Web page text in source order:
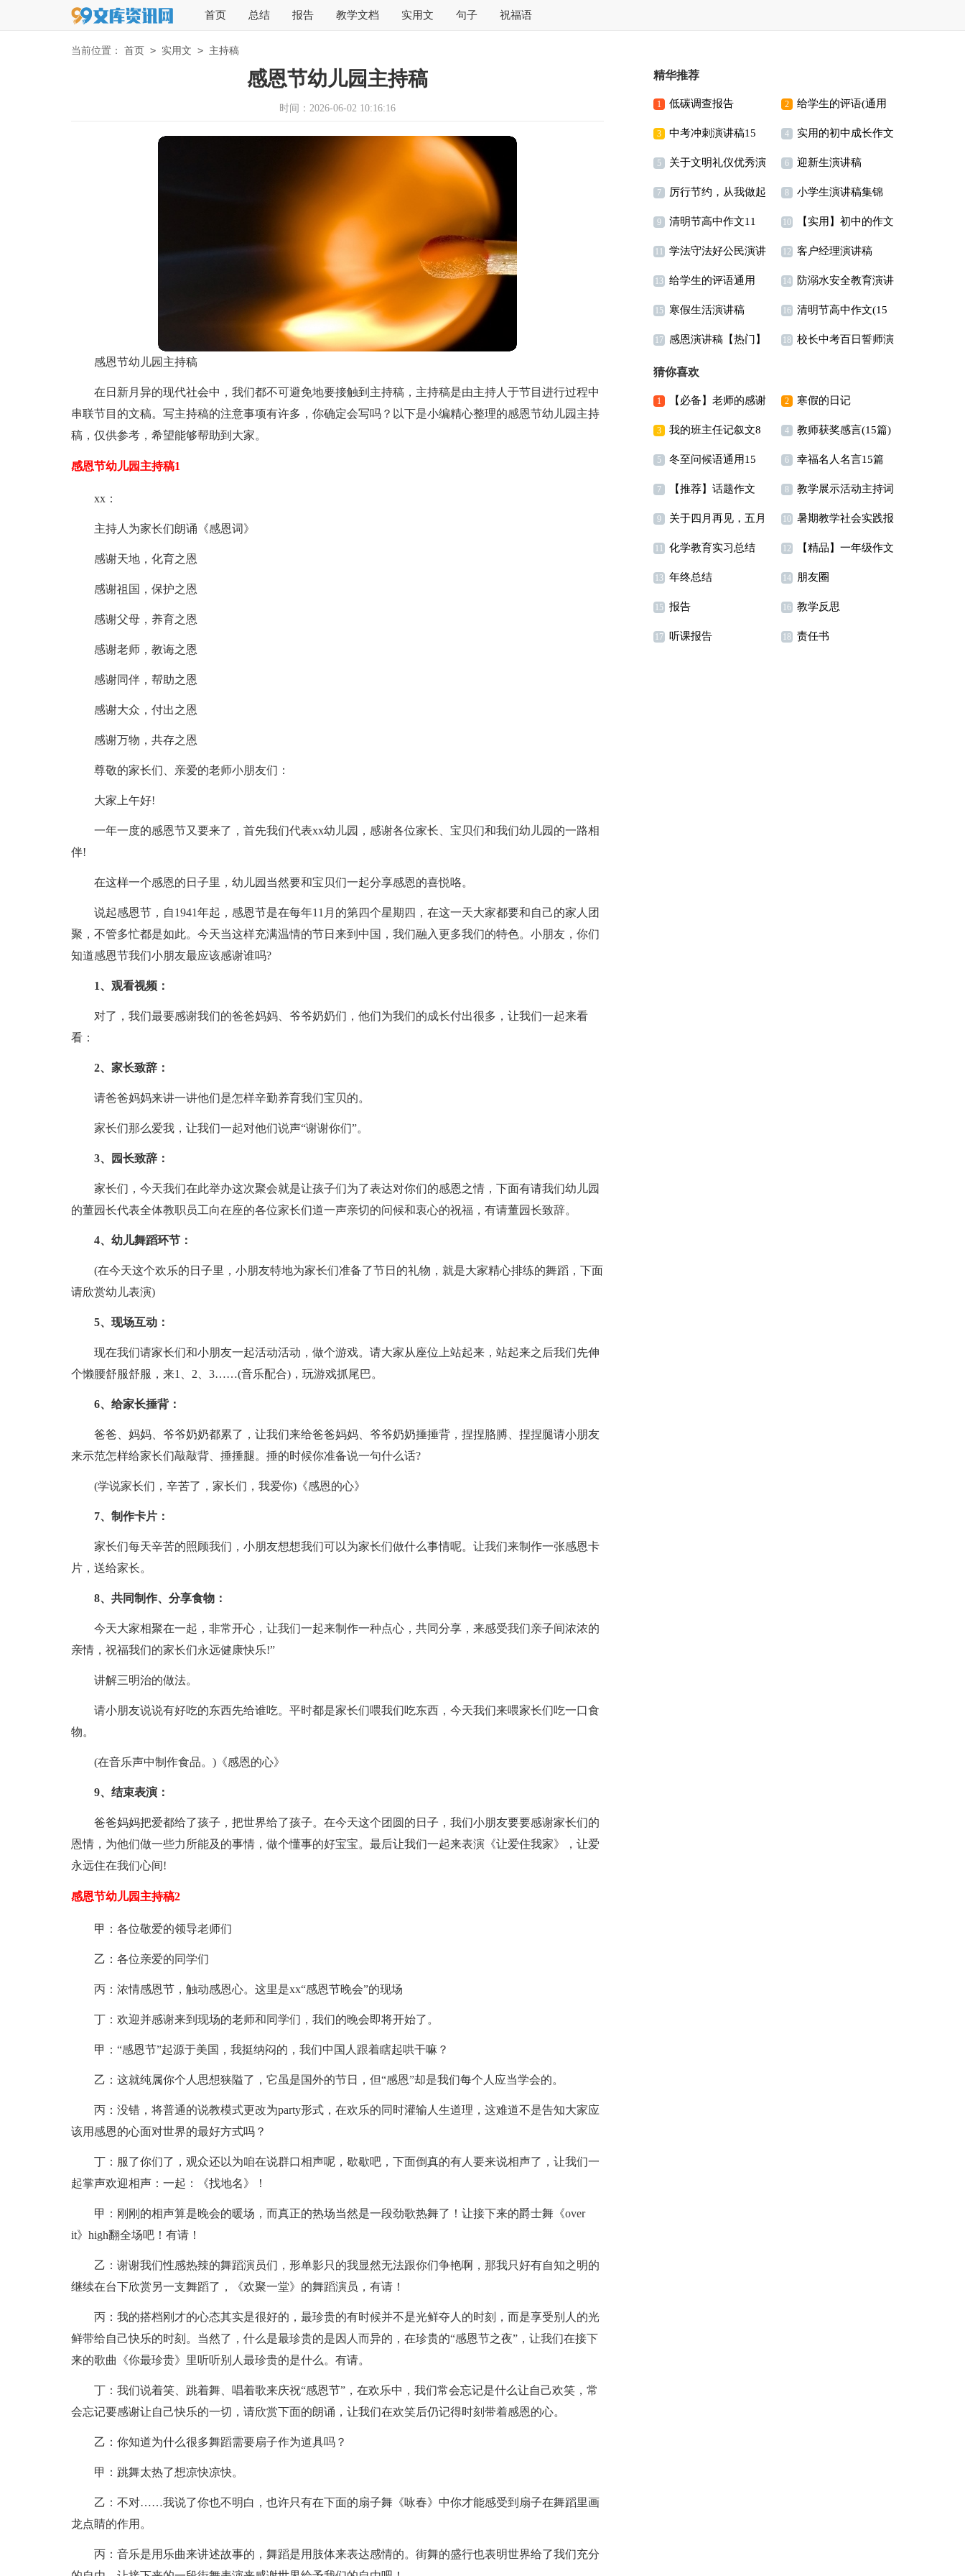
首页 总结 报告 教学文档 实用文 句子 祝福语
当前位置： 首页 > 实用文 > 主持稿
感恩节幼儿园主持稿
时间：2026-06-02 10:16:16
感恩节幼儿园主持稿
在日新月异的现代社会中，我们都不可避免地要接触到主持稿，主持稿是由主持人于节目进行过程中
串联节目的文稿。写主持稿的注意事项有许多，你确定会写吗？以下是小编精心整理的感恩节幼儿园主持
稿，仅供参考，希望能够帮助到大家。
感恩节幼儿园主持稿1
xx：
主持人为家长们朗诵《感恩词》
感谢天地，化育之恩
感谢祖国，保护之恩
感谢父母，养育之恩
感谢老师，教诲之恩
感谢同伴，帮助之恩
感谢大众，付出之恩
感谢万物，共存之恩
尊敬的家长们、亲爱的老师小朋友们：
大家上午好!
一年一度的感恩节又要来了，首先我们代表xx幼儿园，感谢各位家长、宝贝们和我们幼儿园的一路相
伴!
在这样一个感恩的日子里，幼儿园当然要和宝贝们一起分享感恩的喜悦咯。
说起感恩节，自1941年起，感恩节是在每年11月的第四个星期四，在这一天大家都要和自己的家人团
聚，不管多忙都是如此。今天当这样充满温情的节日来到中国，我们融入更多我们的特色。小朋友，你们
知道感恩节我们小朋友最应该感谢谁吗?
1、观看视频：
对了，我们最要感谢我们的爸爸妈妈、爷爷奶奶们，他们为我们的成长付出很多，让我们一起来看
看：
2、家长致辞：
请爸爸妈妈来讲一讲他们是怎样辛勤养育我们宝贝的。
家长们那么爱我，让我们一起对他们说声“谢谢你们”。
3、园长致辞：
家长们，今天我们在此举办这次聚会就是让孩子们为了表达对你们的感恩之情，下面有请我们幼儿园
的董园长代表全体教职员工向在座的各位家长们道一声亲切的问候和衷心的祝福，有请董园长致辞。
4、幼儿舞蹈环节：
(在今天这个欢乐的日子里，小朋友特地为家长们准备了节日的礼物，就是大家精心排练的舞蹈，下面
请欣赏幼儿表演)
5、现场互动：
现在我们请家长们和小朋友一起活动活动，做个游戏。请大家从座位上站起来，站起来之后我们先伸
个懒腰舒服舒服，来1、2、3……(音乐配合)，玩游戏抓尾巴。
6、给家长捶背：
爸爸、妈妈、爷爷奶奶都累了，让我们来给爸爸妈妈、爷爷奶奶捶捶背，捏捏胳膊、捏捏腿请小朋友
来示范怎样给家长们敲敲背、捶捶腿。捶的时候你准备说一句什么话?
(学说家长们，辛苦了，家长们，我爱你)《感恩的心》
7、制作卡片：
家长们每天辛苦的照顾我们，小朋友想想我们可以为家长们做什么事情呢。让我们来制作一张感恩卡
片，送给家长。
8、共同制作、分享食物：
今天大家相聚在一起，非常开心，让我们一起来制作一种点心，共同分享，来感受我们亲子间浓浓的
亲情，祝福我们的家长们永远健康快乐!”
讲解三明治的做法。
请小朋友说说有好吃的东西先给谁吃。平时都是家长们喂我们吃东西，今天我们来喂家长们吃一口食
物。
(在音乐声中制作食品。)《感恩的心》
9、结束表演：
爸爸妈妈把爱都给了孩子，把世界给了孩子。在今天这个团圆的日子，我们小朋友要要感谢家长们的
恩情，为他们做一些力所能及的事情，做个懂事的好宝宝。最后让我们一起来表演《让爱住我家》，让爱
永远住在我们心间!
感恩节幼儿园主持稿2
甲：各位敬爱的领导老师们
乙：各位亲爱的同学们
丙：浓情感恩节，触动感恩心。这里是xx“感恩节晚会”的现场
丁：欢迎并感谢来到现场的老师和同学们，我们的晚会即将开始了。
甲：“感恩节”起源于美国，我挺纳闷的，我们中国人跟着瞎起哄干嘛？
乙：这就纯属你个人思想狭隘了，它虽是国外的节日，但“感恩”却是我们每个人应当学会的。
丙：没错，将普通的说教模式更改为party形式，在欢乐的同时灌输人生道理，这难道不是告知大家应
该用感恩的心面对世界的最好方式吗？
丁：服了你们了，观众还以为咱在说群口相声呢，歇歇吧，下面倒真的有人要来说相声了，让我们一
起掌声欢迎相声：一起：《找地名》！
甲：刚刚的相声算是晚会的暖场，而真正的热场当然是一段劲歌热舞了！让接下来的爵士舞《over
it》high翻全场吧！有请！
乙：谢谢我们性感热辣的舞蹈演员们，形单影只的我显然无法跟你们争艳啊，那我只好有自知之明的
继续在台下欣赏另一支舞蹈了，《欢聚一堂》的舞蹈演员，有请！
丙：我的搭档刚才的心态其实是很好的，最珍贵的有时候并不是光鲜夺人的时刻，而是享受别人的光
鲜带给自己快乐的时刻。当然了，什么是最珍贵的是因人而异的，在珍贵的“感恩节之夜”，让我们在接下
来的歌曲《你最珍贵》里听听别人最珍贵的是什么。有请。
丁：我们说着笑、跳着舞、唱着歌来庆祝“感恩节”，在欢乐中，我们常会忘记是什么让自己欢笑，常
会忘记要感谢让自己快乐的一切，请欣赏下面的朗诵，让我们在欢笑后仍记得时刻带着感恩的心。
乙：你知道为什么很多舞蹈需要扇子作为道具吗？
甲：跳舞太热了想凉快凉快。
乙：不对……我说了你也不明白，也许只有在下面的扇子舞《咏春》中你才能感受到扇子在舞蹈里画
龙点睛的作用。
丙：音乐是用乐曲来讲述故事的，舞蹈是用肢体来表达感情的。街舞的盛行也表明世界给了我们充分
精华推荐
1 低碳调查报告 2 给学生的评语(通用
15篇)
3 中考冲刺演讲稿15
篇
4 实用的初中成长作文
汇编8篇
5 关于文明礼仪优秀演
讲稿
6 迎新生演讲稿
7 厉行节约，从我做起
演讲稿
8 小学生演讲稿集锦
15篇
9 清明节高中作文11
篇
10 【实用】初中的作文
300字汇总十篇
11 学法守法好公民演讲
稿
12 客户经理演讲稿
13 给学生的评语通用
15篇
14 防溺水安全教育演讲
稿(15篇)
15 寒假生活演讲稿 16 清明节高中作文(15
篇)
17 感恩演讲稿【热门】 18 校长中考百日誓师演
猜你喜欢
1 【必备】老师的感谢
信模板锦集9篇
2 寒假的日记
3 我的班主任记叙文8
篇
4 教师获奖感言(15篇)
5 冬至问候语通用15
篇
6 幸福名人名言15篇
7 【推荐】话题作文
300字汇总九篇
8 教学展示活动主持词
9 关于四月再见，五月
你好个性座右铭说说
（通用30句）
10 暑期教学社会实践报
告14篇
11 化学教育实习总结 12 【精品】一年级作文
集锦五篇
13 年终总结 14 朋友圈
15 报告 16 教学反思
17 听课报告 18 责任书